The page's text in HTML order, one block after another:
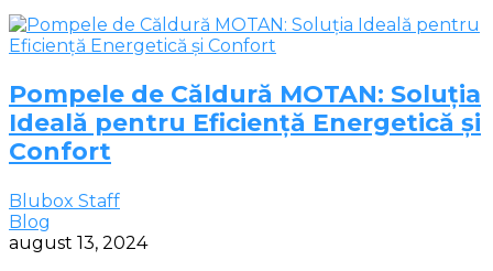
Pompele de Căldură MOTAN: Soluția
Ideală pentru Eficiență Energetică și
Confort
Blubox Staff
Blog
august 13, 2024